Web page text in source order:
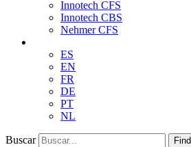
Innotech CFS
Innotech CBS
Nehmer CFS
ES
EN
FR
DE
PT
NL
Buscar Find